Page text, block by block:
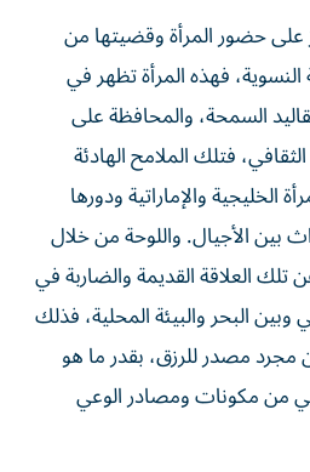
على حضور المرأة وقضيتها من
فهذه المرأة تظهر في
السمحة، والمحافظة على
فتلك الملامح الهادئة
والإماراتية ودورها
بين الأجيال. واللوحة من خلال
العلاقة القديمة والضاربة في
وبين البحر والبيئة المحلية، فذلك
مجرد مصدر للرزق، بقدر ما هو
من مكونات ومصادر الوعي